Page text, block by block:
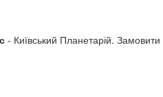
- Київський Планетарій. Замовити